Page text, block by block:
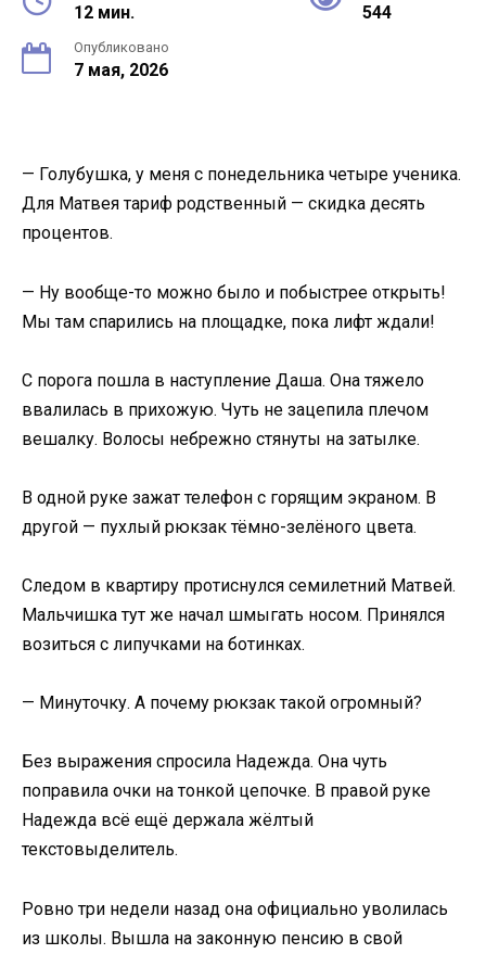
12 мин. 544
Опубликовано
7 мая, 2026
— Голубушка, у меня с понедельника четыре ученика.
Для Матвея тариф родственный — скидка десять
процентов.
— Ну вообще-то можно было и побыстрее открыть!
Мы там спарились на площадке, пока лифт ждали!
С порога пошла в наступление Даша. Она тяжело
ввалилась в прихожую. Чуть не зацепила плечом
вешалку. Волосы небрежно стянуты на затылке.
В одной руке зажат телефон с горящим экраном. В
другой — пухлый рюкзак тёмно-зелёного цвета.
Следом в квартиру протиснулся семилетний Матвей.
Мальчишка тут же начал шмыгать носом. Принялся
возиться с липучками на ботинках.
— Минуточку. А почему рюкзак такой огромный?
Без выражения спросила Надежда. Она чуть
поправила очки на тонкой цепочке. В правой руке
Надежда всё ещё держала жёлтый
текстовыделитель.
Ровно три недели назад она официально уволилась
из школы. Вышла на законную пенсию в свой